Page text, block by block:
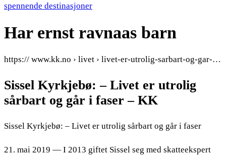
spennende destinasjoner
Har ernst ravnaas barn
https:// www.kk.no › livet › livet-er-utrolig-sarbart-og-gar-…
Sissel Kyrkjebø: – Livet er utrolig
sårbart og går i faser – KK
Sissel Kyrkjebø: – Livet er utrolig sårbart og går i faser
21. mai 2019 — I 2013 giftet Sissel seg med skatteekspert